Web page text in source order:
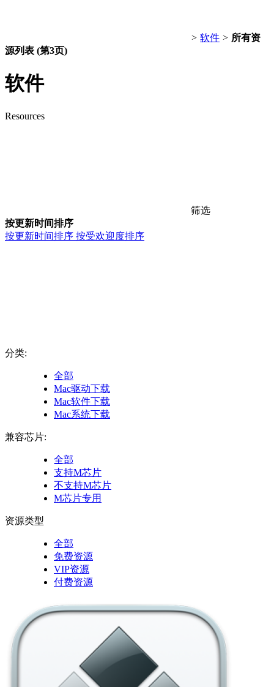
> 软件 > 所有资
源列表 (第3页)
软件
Resources
筛选
按更新时间排序
按更新时间排序 按受欢迎度排序
分类:
全部
Mac驱动下载
Mac软件下载
Mac系统下载
兼容芯片:
全部
支持M芯片
不支持M芯片
M芯片专用
资源类型
全部
免费资源
VIP资源
付费资源